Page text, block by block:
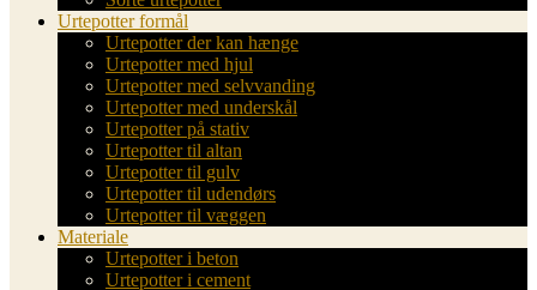
Urtepotter formål
Urtepotter der kan hænge
Urtepotter med hjul
Urtepotter med selvvanding
Urtepotter med underskål
Urtepotter på stativ
Urtepotter til altan
Urtepotter til gulv
Urtepotter til udendørs
Urtepotter til væggen
Materiale
Urtepotter i beton
Urtepotter i cement